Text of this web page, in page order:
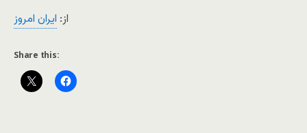
از: ایران امروز
Share this: